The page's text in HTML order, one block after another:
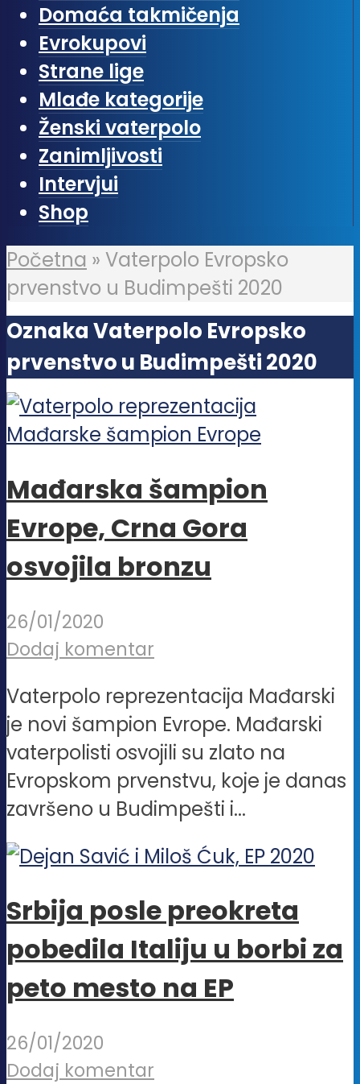
Domaća takmičenja
Evrokupovi
Strane lige
Mlađe kategorije
Ženski vaterpolo
Zanimljivosti
Intervjui
Shop
Početna » Vaterpolo Evropsko
prvenstvo u Budimpešti 2020
Oznaka Vaterpolo Evropsko
prvenstvo u Budimpešti 2020
Mađarska šampion
Evrope, Crna Gora
osvojila bronzu
26/01/2020
Dodaj komentar
Vaterpolo reprezentacija Mađarski
je novi šampion Evrope. Mađarski
vaterpolisti osvojili su zlato na
Evropskom prvenstvu, koje je danas
završeno u Budimpešti i...
Srbija posle preokreta
pobedila Italiju u borbi za
peto mesto na EP
26/01/2020
Dodaj komentar